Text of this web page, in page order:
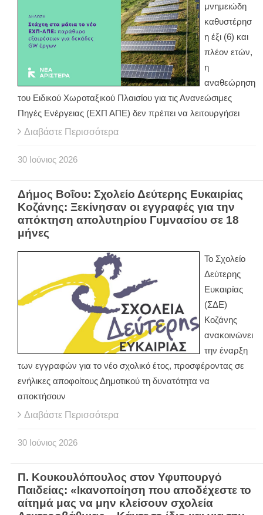
μνημειώδη
καθυστέρησ
η έξι (6) και
πλέον ετών,
η
αναθεώρηση
του Ειδικού Χωροταξικού Πλαισίου για τις Ανανεώσιμες
Πηγές Ενέργειας (ΕΧΠ ΑΠΕ) δεν πρέπει να λειτουργήσει
Διαβάστε Περισσότερα
30 Ιούνιος 2026
Δήμος Βοΐου: Σχολείο Δεύτερης Ευκαιρίας
Κοζάνης: Ξεκίνησαν οι εγγραφές για την
απόκτηση απολυτηρίου Γυμνασίου σε 18
μήνες
Το Σχολείο
Δεύτερης
Ευκαιρίας
(ΣΔΕ)
Κοζάνης
ανακοινώνει
την έναρξη
των εγγραφών για το νέο σχολικό έτος, προσφέροντας σε
ενήλικες αποφοίτους Δημοτικού τη δυνατότητα να
αποκτήσουν
Διαβάστε Περισσότερα
30 Ιούνιος 2026
Π. Κουκουλόπουλος στον Υφυπουργό
Παιδείας: «Ικανοποίηση που αποδέχεστε το
αίτημά μας να μην κλείσουν σχολεία